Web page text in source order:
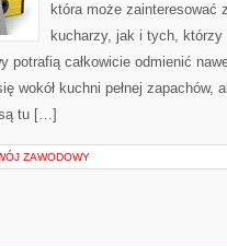
która może zainteresować
kucharzy, jak i tych, którzy
potrafią całkowicie odmienić
wokół kuchni pełnej zapachów,
tu […]
ZAWODOWY